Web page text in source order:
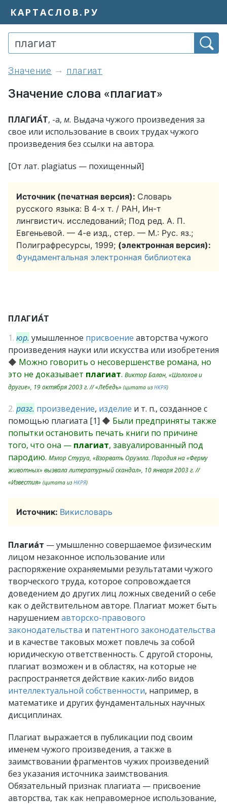
КАРТАСЛОВ.РУ
значение плагиат
Значение слова «плагиат»
ПЛАГИА́Т, -а, м. Выдача чужого произведения за
свое или использование в своих трудах чужого
произведения без ссылки на автора.
[От лат. plagiatus — похищенный]
Источник (печатная версия): Словарь
русского языка: В 4-х т. / РАН, Ин-т
лингвистич. исследований; Под ред. А. П.
Евгеньевой. — 4-е изд., стер. — М.: Рус. яз.;
Полиграфресурсы, 1999; (электронная версия):
Фундаментальная электронная библиотека
ПЛАГИА́Т
1. юр. умышленное присвоение авторства чужого
произведения науки или искусства или изобретения
◆ Можно говорить о несовершенстве романа, но
это не доказывает плагиат. Виктор Балан, «Шолохов и
другие», 19 октября 2003 г. // «Лебедь» (цитата из НКРЯ)
2. разг. произведение, изделие и т. п., созданное с
помощью плагиата [1] ◆ Были предприняты также
попытки остановить печать книги по причине
того, что она — плагиат, завуалированный под
пародию. Мэлор Стуруа, «Взорвать Оруэлла. Пародия на «Ферму
животных» вызвала литературный скандал», 10 января 2003 г. //
«Известия» (цитата из НКРЯ)
Источник: Викисловарь
Плагиа́т — умышленно совершаемое физическим
лицом незаконное использование или
распоряжение охраняемыми результатами чужого
творческого труда, которое сопровождается
доведением до других лиц ложных сведений о себе
как о действительном авторе. Плагиат может быть
нарушением авторско-правового
законодательства и патентного законодательства
и в качестве таковых может повлечь за собой
юридическую ответственность. С другой стороны,
плагиат возможен и в областях, на которые не
распространяется действие каких-либо видов
интеллектуальной собственности, например, в
математике и других фундаментальных научных
дисциплинах.
Плагиат выражается в публикации под своим
именем чужого произведения, а также в
заимствовании фрагментов чужих произведений
без указания источника заимствования.
Обязательный признак плагиата — присвоение
авторства, так как неправомерное использование,